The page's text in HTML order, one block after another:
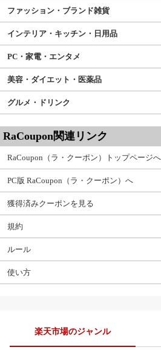
ファッション・ブランド雑貨
インテリア・キッチン・日用品
PC・家電・エンタメ
美容・ダイエット・医薬品
グルメ・ドリンク
RaCoupon関連リンク
RaCoupon（ラ・クーポン）トップページへ
PC版 RaCoupon（ラ・クーポン）へ
獲得済みクーポンを見る
規約
ルール
使い方
楽天市場のジャンル